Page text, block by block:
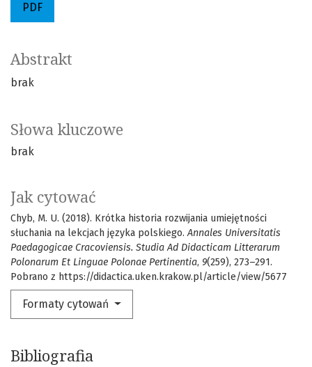
PDF
Słowa kluczowe
brak
Jak cytować
Chyb, M. U. (2018). Krótka historia rozwijania umiejętności
słuchania na lekcjach języka polskiego.Annales Universitatis
Paedagogicae Cracoviensis. Studia Ad Didacticam Litterarum
Polonarum Et Linguae Polonae Pertinentia, 9(259), 273–291.
Pobrano z https://didactica.uken.krakow.pl/article/view/5677
Formaty cytowań
Abstrakt
brak
Bibliografia